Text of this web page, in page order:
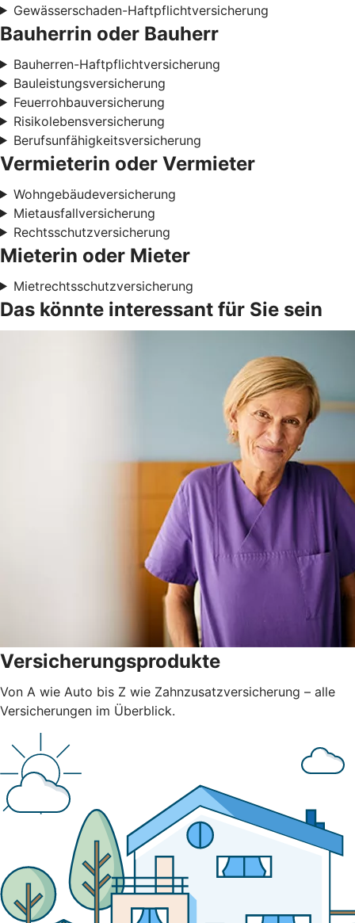
Gewässerschaden-Haftpflichtversicherung
Bauherrin oder Bauherr
Bauherren-Haftpflichtversicherung
Bauleistungsversicherung
Feuerrohbauversicherung
Risikolebensversicherung
Berufsunfähigkeitsversicherung
Vermieterin oder Vermieter
Wohngebäudeversicherung
Mietausfallversicherung
Rechtsschutzversicherung
Mieterin oder Mieter
Mietrechtsschutzversicherung
Das könnte interessant für Sie sein
Versicherungsprodukte
Von A wie Auto bis Z wie Zahnzusatzversicherung – alle
Versicherungen im Überblick.